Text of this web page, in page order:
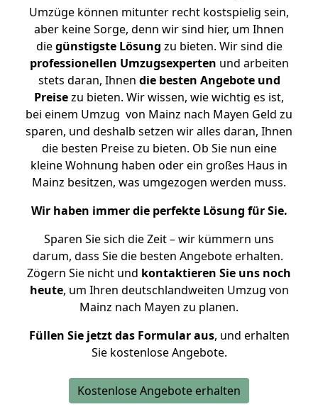
Umzüge können mitunter recht kostspielig sein,
aber keine Sorge, denn wir sind hier, um Ihnen
diegünstigste Lösung zu bieten. Wir sind die
professionellen Umzugsexperten und arbeiten
stets daran, Ihnen die besten Angebote und
Preisezu bieten. Wir wissen, wie wichtig es ist,
bei einem Umzug von Mainz nach Mayen Geld zu
sparen, und deshalb setzen wir alles daran, Ihnen
die besten Preise zu bieten. Ob Sie nun eine
kleine Wohnung haben oder ein großes Haus in
Mainz besitzen, was umgezogen werden muss.
Wir haben immer die perfekte Lösung für Sie.
Sparen Sie sich die Zeit – wir kümmern uns
darum, dass Sie die besten Angebote erhalten.
Zögern Sie nicht und kontaktieren Sie uns noch
heute, um Ihren deutschlandweiten Umzug von
Mainz nach Mayen zu planen.
Füllen Sie jetzt das Formular aus, und erhalten
Sie kostenlose Angebote.
Kostenlose Angebote erhalten